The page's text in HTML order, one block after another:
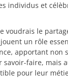
individus et
voudrais le
un rôle
apportant non
savoir-faire, mais
pour leur